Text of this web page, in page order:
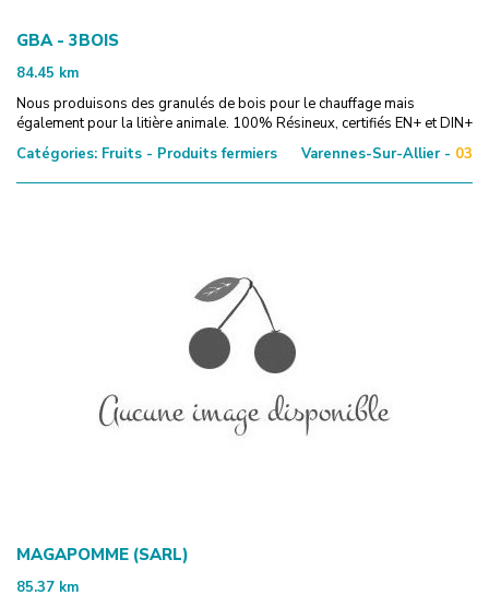
GBA - 3BOIS
84.45 km
Nous produisons des granulés de bois pour le chauffage mais
également pour la litière animale. 100% Résineux, certifiés EN+ et DIN+
Catégories: Fruits - Produits fermiers Varennes-Sur-Allier - 03
MAGAPOMME (SARL)
85.37 km